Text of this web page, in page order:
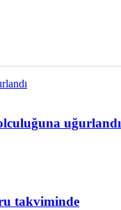
uğurlandı
takviminde